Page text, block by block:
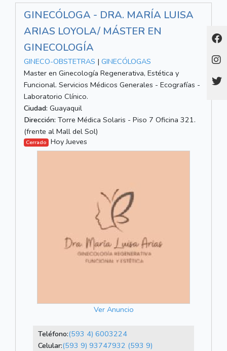
GINECÓLOGA - DRA. MARÍA LUISA
ARIAS LOYOLA/ MÁSTER EN
GINECOLOGÍA
GINECO-OBSTETRAS | GINECÓLOGAS
Master en Ginecología Regenerativa, Estética y
Funcional. Servicios Médicos Generales - Ecografías -
Laboratorio Clínico.
Ciudad: Guayaquil
Dirección: Torre Médica Solaris - Piso 7 Oficina 321.
(frente al Mall del Sol)
Cerrado Hoy Jueves
Ver Anuncio
Teléfono:(593 4) 6003224
Celular:(593 9) 93747932 (593 9)